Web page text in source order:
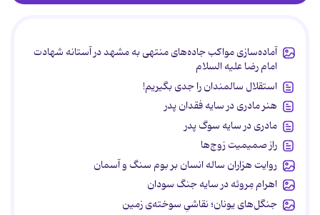
آماده‌سازی مواکب جاده‌های منتهی به مشهد در آستانه شهادت
امام رضا علیه السلام
استقلال سالمندان را جدی بگیریم!
هنر مادری در سایه‌ فقدان پدر
مادری در سایه سوگ پدر
راز صمیمیت زوج‌ها
روایت هزاران ساله انسان بر بوم سنگ و آسمان
اهرام مِروئه در سایه جنگ سودان
جنگل‌های یونان؛ نقاشیِ سوخته‌ی زمین